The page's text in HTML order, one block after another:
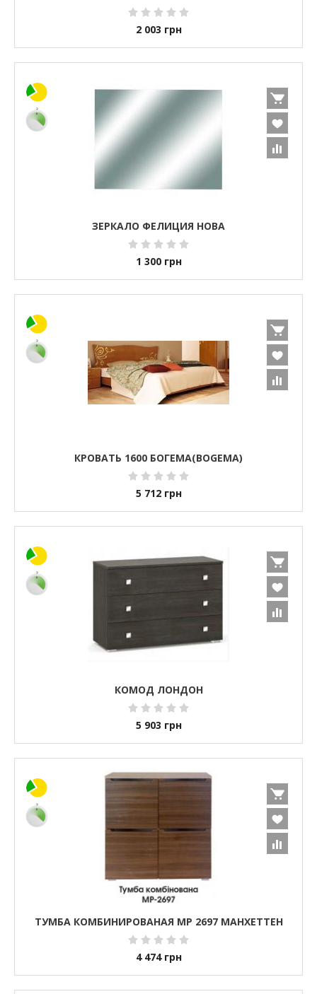
2 003 грн
ЗЕРКАЛО ФЕЛИЦИЯ НОВА
1 300 грн
КРОВАТЬ 1600 БОГЕМА(BOGEMA)
5 712 грн
КОМОД ЛОНДОН
5 903 грн
ТУМБА КОМБИНИРОВАНАЯ МР 2697 МАНХЕТТЕН
4 474 грн